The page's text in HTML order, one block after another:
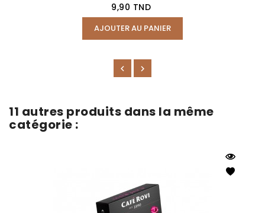
9,90 TND
AJOUTER AU PANIER
11 autres produits dans la même
catégorie :